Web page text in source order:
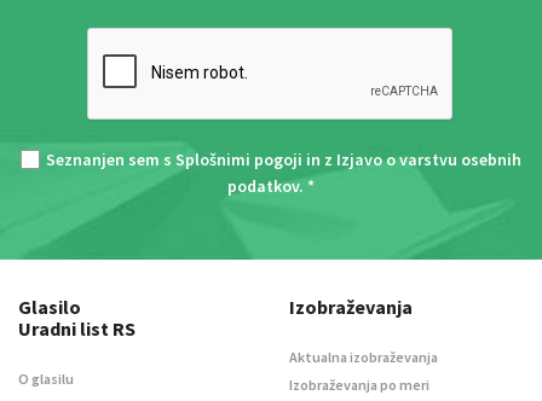
Seznanjen sem s Splošnimi pogoji in z Izjavo o varstvu osebnih
podatkov. *
Glasilo
Uradni list RS
O glasilu
Izobraževanja
Aktualna izobraževanja
Izobraževanja po meri